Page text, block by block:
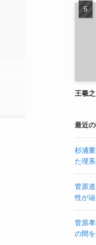
王羲
最近
杉浦
た理
菅原
性が
菅原
の間